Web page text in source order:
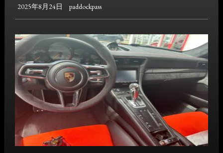
2025年8月24日 paddockpass